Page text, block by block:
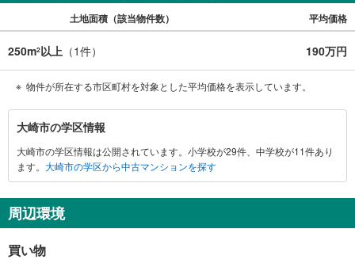
土地面積（該当物件数） 平均価格
250m2以上 （1件） 190万円
物件が所在する市区町村を対象とした平均価格を表示しています。
大
崎
市
に
す
る
報
大崎市の学区情報
大崎市の学区情報は公開されています。小学校が29件、中学校が11件あり
ます。 大崎市の学区から中古マンションを探す
周辺環境
買い物